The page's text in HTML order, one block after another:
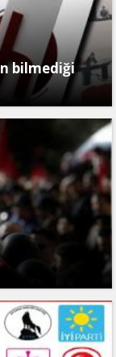
bilmediği